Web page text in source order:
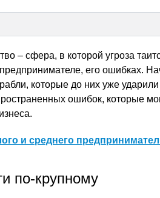
– сфера, в которой угроза
его ошибках.
которые до них уже
ошибок, которые
и среднего
по-крупному